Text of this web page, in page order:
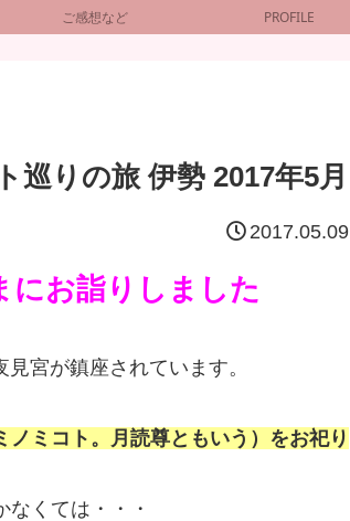
ご感想など
PROFILE
りの旅 伊勢 2017年5月
2017.05.09
にお詣りしました
宮が鎮座されています。
ミコト。月読尊ともいう）をお祀り
くては・・・